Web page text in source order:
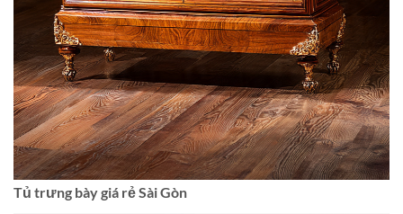
Tủ trưng bày giá rẻ Sài Gòn